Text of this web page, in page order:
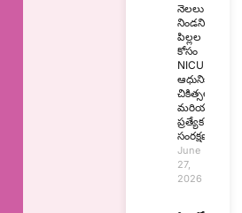
నెలలు
నిండని
పిల్లల
కోసం
NICU:
ఆధునిక
చికిత్సలు
మరియు
ప్రత్యేక
సంరక్షణ
June
27,
2026